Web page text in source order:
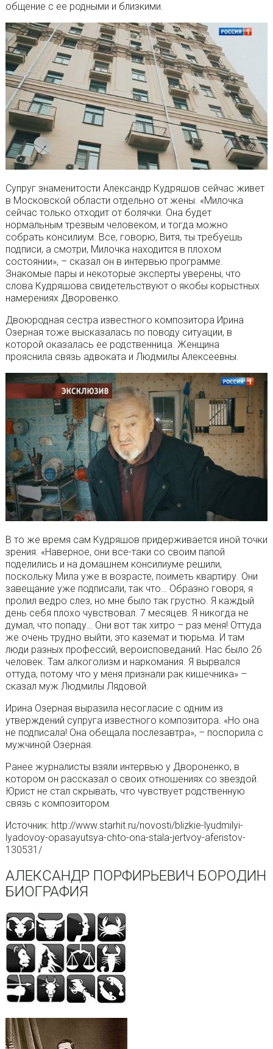
общение с ее родными и близкими.
Супруг знаменитости Александр Кудряшов сейчас живет
в Московской области отдельно от жены. «Милочка
сейчас только отходит от болячки. Она будет
нормальным трезвым человеком, и тогда можно
собрать консилиум. Все, говорю, Витя, ты требуешь
подписи, а смотри, Милочка находится в плохом
состоянии», – сказал он в интервью программе.
Знакомые пары и некоторые эксперты уверены, что
слова Кудряшова свидетельствуют о якобы корыстных
намерениях Дворовенко.
Двоюродная сестра известного композитора Ирина
Озерная тоже высказалась по поводу ситуации, в
которой оказалась ее родственница. Женщина
прояснила связь адвоката и Людмилы Алексеевны.
В то же время сам Кудряшов придерживается иной точки
зрения. «Наверное, они все-таки со своим папой
поделились и на домашнем консилиуме решили,
поскольку Мила уже в возрасте, поиметь квартиру. Они
завещание уже подписали, так что… Образно говоря, я
пролил ведро слез, но мне было так грустно. Я каждый
день себя плохо чувствовал. 7 месяцев. Я никогда не
думал, что попаду… Они вот так хитро – раз меня! Оттуда
же очень трудно выйти, это каземат и тюрьма. И там
люди разных профессий, вероисповеданий. Нас было 26
человек. Там алкоголизм и наркомания. Я вырвался
оттуда, потому что у меня признали рак кишечника» –
сказал муж Людмилы Лядовой.
Ирина Озерная выразила несогласие с одним из
утверждений супруга известного композитора. «Но она
не подписала! Она обещала послезавтра», – поспорила с
мужчиной Озерная.
Ранее журналисты взяли интервью у Двороненко, в
котором он рассказал о своих отношениях со звездой.
Юрист не стал скрывать, что чувствует родственную
связь с композитором.
Источник: http://www.starhit.ru/novosti/blizkie-lyudmilyi-
lyadovoy-opasayutsya-chto-ona-stala-jertvoy-aferistov-
130531/
АЛЕКСАНДР ПОРФИРЬЕВИЧ БОРОДИН
БИОГРАФИЯ